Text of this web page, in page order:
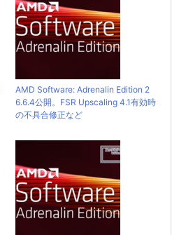
AMD Software: Adrenalin Edition 2
6.6.4公開。FSR Upscaling 4.1有効時
の不具合修正など